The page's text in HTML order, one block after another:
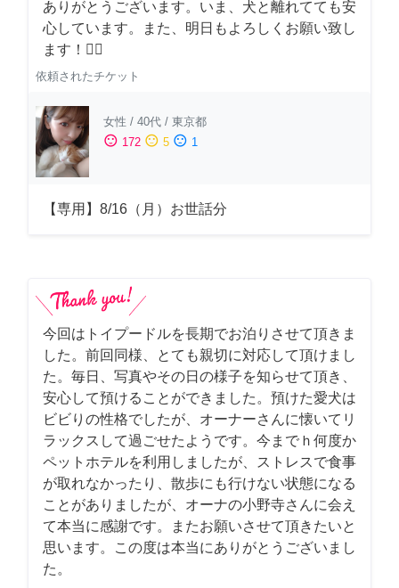
ありがとうございます。いま、犬と離れてても安
心しています。また、明日もよろしくお願い致し
ます！🙇‍♂️
依頼されたチケット
女性 / 40代 / 東京都
sentiment_satisfied 172 sentiment_neutral 5 sentiment_dissatisfied 1
【専用】8/16（月）お世話分
今回はトイプードルを長期でお泊りさせて頂きま
した。前回同様、とても親切に対応して頂けまし
た。毎日、写真やその日の様子を知らせて頂き、
安心して預けることができました。預けた愛犬は
ビビりの性格でしたが、オーナーさんに懐いてリ
ラックスして過ごせたようです。今までｈ何度か
ペットホテルを利用しましたが、ストレスで食事
が取れなかったり、散歩にも行けない状態になる
ことがありましたが、オーナの小野寺さんに会え
て本当に感謝です。またお願いさせて頂きたいと
思います。この度は本当にありがとうございまし
た。